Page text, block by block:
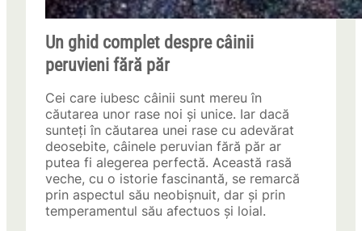
Un ghid complet despre câinii
peruvieni fără păr
Cei care iubesc câinii sunt mereu în
căutarea unor rase noi și unice. Iar dacă
sunteți în căutarea unei rase cu adevărat
deosebite, câinele peruvian fără păr ar
putea fi alegerea perfectă. Această rasă
veche, cu o istorie fascinantă, se remarcă
prin aspectul său neobișnuit, dar și prin
temperamentul său afectuos și loial.